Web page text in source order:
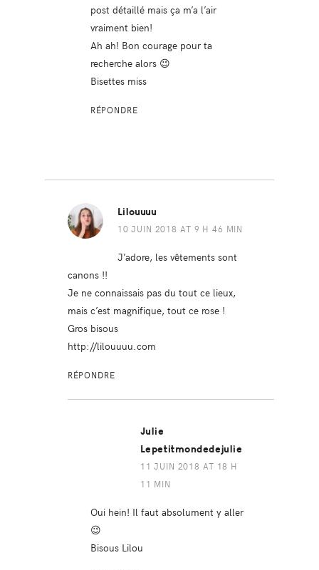
post détaillé mais ça m’a l’air
vraiment bien!
Ah ah! Bon courage pour ta
recherche alors 😉
Bisettes miss
RÉPONDRE
Lilouuuu
10 JUIN 2018 AT 9 H 46 MIN
J’adore, les vêtements sont
canons !!
Je ne connaissais pas du tout ce lieux,
mais c’est magnifique, tout ce rose !
Gros bisous
http://lilouuuu.com
RÉPONDRE
Julie
Lepetitmondedejulie
11 JUIN 2018 AT 18 H
11 MIN
Oui hein! Il faut absolument y aller
😉
Bisous Lilou